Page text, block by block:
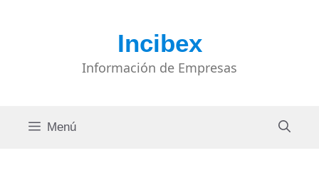
Incibex
Información de Empresas
Menú